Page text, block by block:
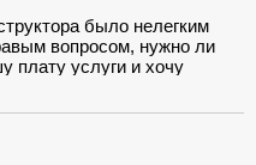
было нелегким
вопросом, нужно ли
плату услуги и хочу
не то, что приобрела!